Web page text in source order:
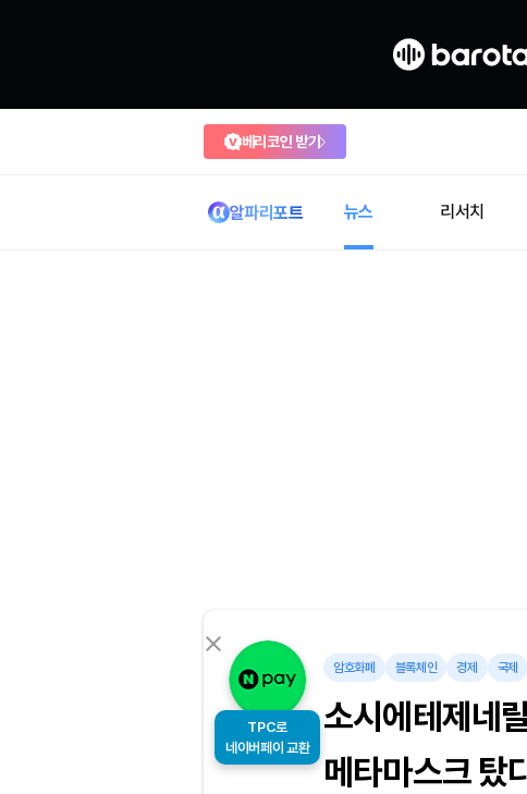
베리코인 받기
알파리포트 뉴스 리서치
TPC로
네이버페이 교환
암호화폐 블록체인 경제 국제
소시에테제네
메타마스크 탔